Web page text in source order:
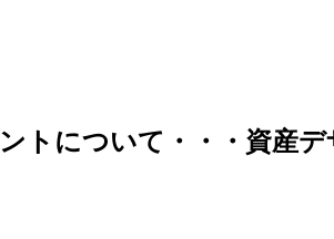
トについて・・・資産